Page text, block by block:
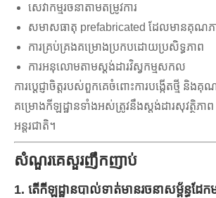
សេវាកម្មរចនាតាមតម្រូវការ
សមាសធាតុ prefabricated ដែលមានគុណភ
ការគ្រប់គ្រងគម្រោងប្រកបដោយប្រសិទ្ធភាព
ការអនុលោមតាមស្តង់ដារវិស្វកម្មសកល
ការប្តេជ្ញាចិត្តរបស់ពួកគេចំពោះការបង្កើតថ្មី និង
គម្រោងកីឡដ្ឋានទាំងអស់ត្រូវនឹងស្តង់ដារសុវត្ថិភាព
អន្តរជាតិ។
សំណួរគេសួរញឹកញាប់
1. តើ​កីឡដ្ឋាន​បាល់ទាត់​មាន​រចនាសម្ព័ន្ធ​ដែ